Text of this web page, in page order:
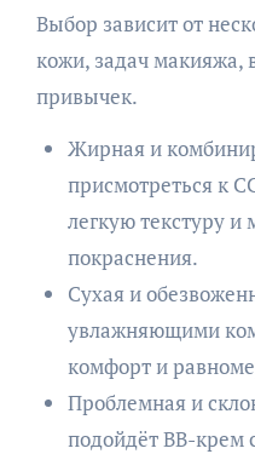
Выбор зависит от
кожи, задач макияжа,
привычек.
Жирная и
присмотреться к
легкую текстуру и
покраснения.
Сухая и
увлажняющими
комфорт и
Проблемная и
подойдёт BB-